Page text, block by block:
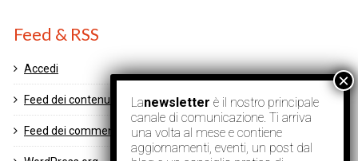
Feed & RSS
Accedi
Feed dei contenuti
Feed dei commenti
Lanewsletter è il nostro principale
canale di comunicazione. Ti arriva
una volta al mese e contiene
aggiornamenti, eventi, un post dal